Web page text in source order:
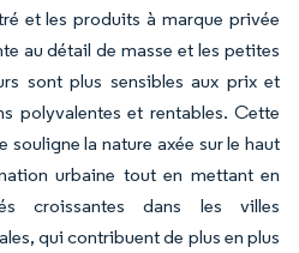
et les produits à marque privée
au détail de masse et les petites
sont plus sensibles aux prix et
polyvalentes et rentables. Cette
la nature axée sur le haut
urbaine tout en mettant en
croissantes dans les villes
qui contribuent de plus en plus